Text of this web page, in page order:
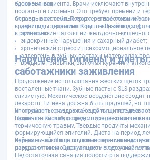
бесконечным.
здоровья пациента. Врачи исключают
поэтапно и системно. Это требует времени и
оправдывает себя. Поверхностное лечение
крадет годы здоровья. Комплексный подход —
к ремиссии.
Основные системные триггеры заболеваний
дефициты витаминов группы B, железа и
хронические патологии желудочно-
эндокринные нарушения и сахарный диабет;
хронический стресс и психоэмоциональное
аллергены в зубных пастах и материалах
вредные привычки, включая курение и
Нарушение гигиены и
саботажники заживления
Продолжение использования жестких щеток
воспаленные ткани. Зубные пасты с SLS
слизистую. Механическое воздействие сводит
лекарств. Гигиена должна быть щадящей, но
инструменты очищают без дополнительных
Правильный выбор средств ухода критически
Употребление раздражающей пищи
пациента. Кислое, острое и горячее вызывает
термическую травму. Твердые продукты
формирующийся эпителий. Диета на период
нейтральной. Пища служит источником
раздражителем. Осознанность в еде ускоряет
Курение и алкоголь во время терапии
нарушают микроциркуляцию и клеточный
Недостаточная санация полости рта